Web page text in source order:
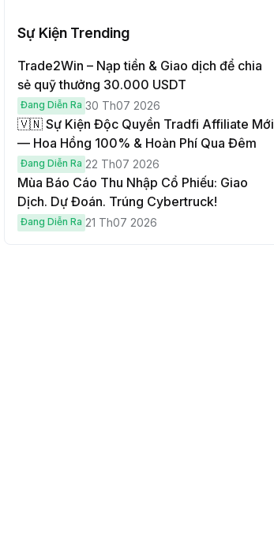
Sự Kiện Trending
Trade2Win – Nạp tiền & Giao dịch để chia
sẻ quỹ thưởng 30.000 USDT
Đang Diễn Ra 30 Th07 2026
🇻🇳 Sự Kiện Độc Quyền Tradfi Affiliate Mới
— Hoa Hồng 100% & Hoàn Phí Qua Đêm
Đang Diễn Ra 22 Th07 2026
Mùa Báo Cáo Thu Nhập Cổ Phiếu: Giao
Dịch. Dự Đoán. Trúng Cybertruck!
Đang Diễn Ra 21 Th07 2026